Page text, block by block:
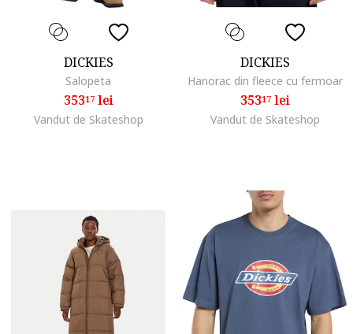
DICKIES
Salopeta
35317lei
Vandut de Skateshop
DICKIES
Hanorac din fleece cu fermoar
35317lei
Vandut de Skateshop